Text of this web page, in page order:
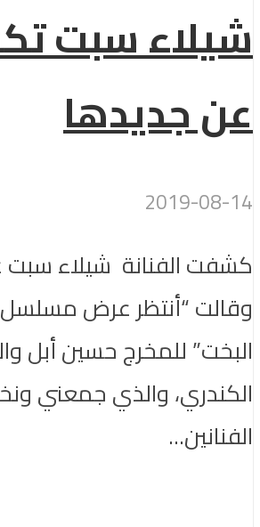
شيلاء سبت
عن جديدها
2019-08-14
كشفت الفنانة شيلاء سبت
وقالت “أنتظر عرض
البخت” للمخرج حسين أبل
الكندري، والذي جمعني
الفنانين...